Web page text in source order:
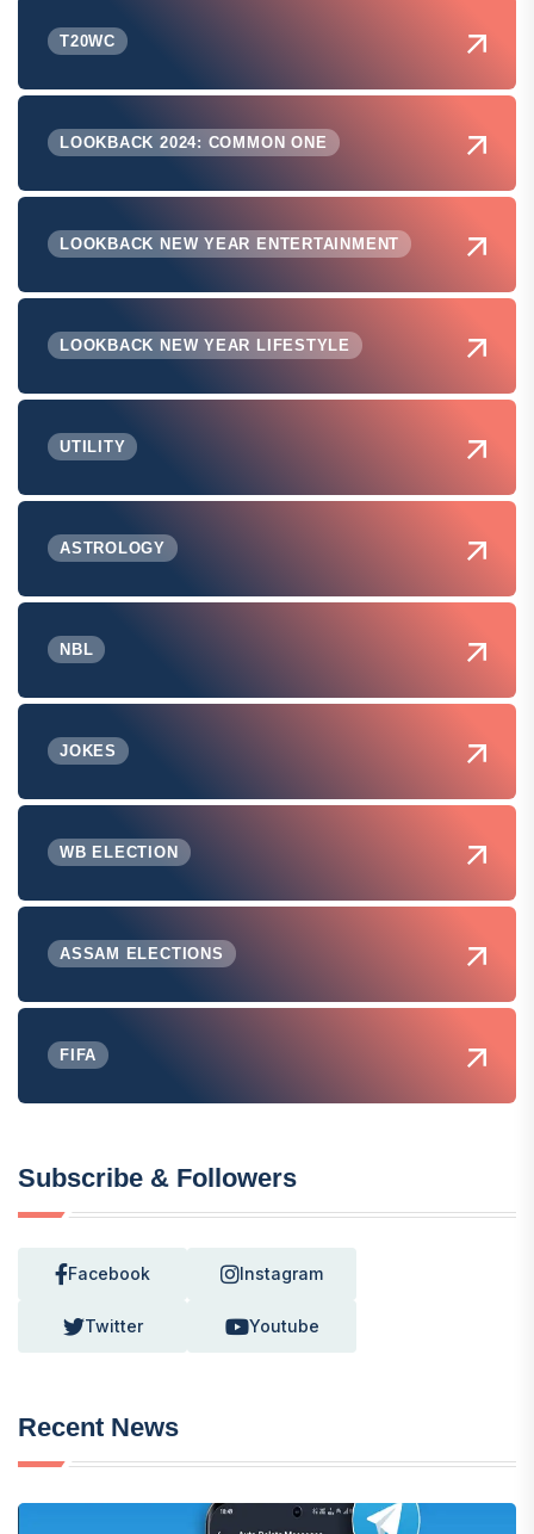
T20WC
LOOKBACK 2024: COMMON ONE
LOOKBACK NEW YEAR ENTERTAINMENT
LOOKBACK NEW YEAR LIFESTYLE
UTILITY
ASTROLOGY
NBL
JOKES
WB ELECTION
ASSAM ELECTIONS
FIFA
Subscribe & Followers
Facebook Instagram
Twitter Youtube
Recent News